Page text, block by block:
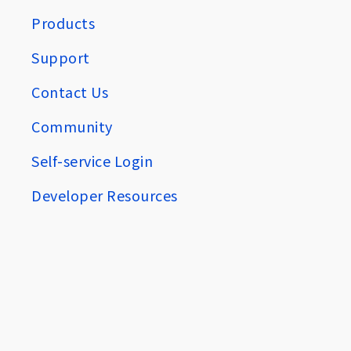
Products
Support
Contact Us
Community
Self-service Login
Developer Resources